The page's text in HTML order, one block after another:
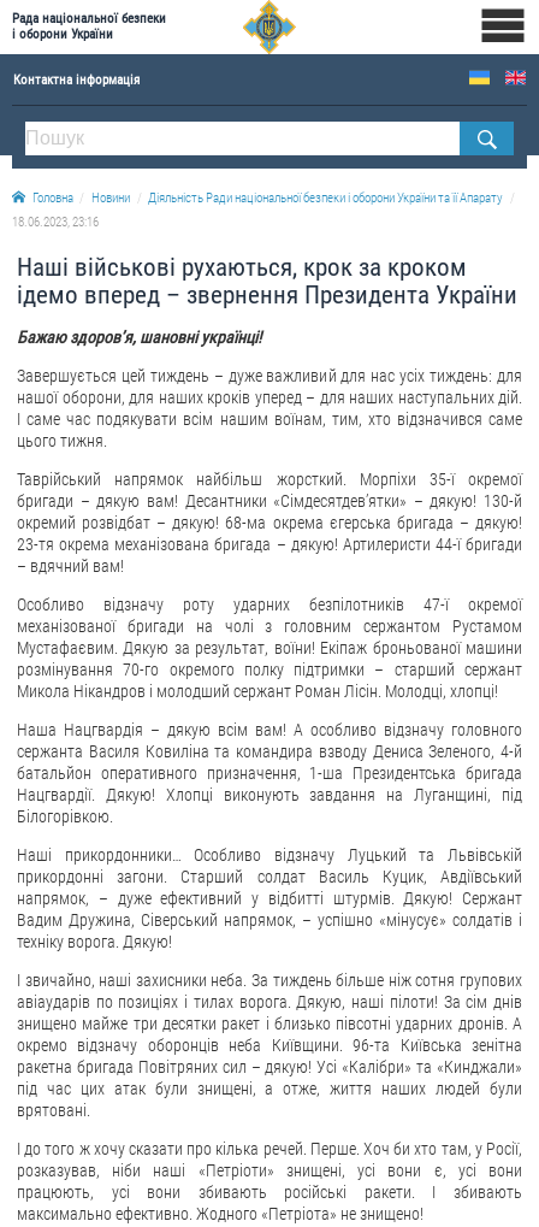
Рада національної безпеки
і оборони України
Контактна інформація
ПРО РНБОУ
Склад Ради національної безпеки і оборони України
Апарат Ради національної безпеки і оборони України
Історична довідка про діяльність Ради національної безпеки і оборони України
ПРЕСЦЕНТР
Новини
Фотогалерея
Відеогалерея
ЗВЕРНЕННЯ ГРОМАДЯН
Звернення громадян
Електронне звернення
Організація доступу до публічної інформації
Запит на отримання публічної інформації
Облік публічної інформації
Питання запобігання корупції
Публічні закупівлі
Внутрішній аудит
ДЕРЖАВНИЙ РЕЄСТР САНКЦІЙ
Головна Новини
Діяльність Ради національної безпеки і оборони України та її Апарату
18.06.2023, 23:16
Наші військові рухаються, крок за кроком
ідемо вперед – звернення Президента України
Бажаю здоровʼя, шановні українці!
Завершується цей тиждень – дуже важливий для нас усіх тиждень: для
нашої оборони, для наших кроків уперед – для наших наступальних дій.
І саме час подякувати всім нашим воїнам, тим, хто відзначився саме
цього тижня.
Таврійський напрямок найбільш жорсткий. Морпіхи 35-ї окремої
бригади – дякую вам! Десантники «Сімдесятдевʼятки» – дякую! 130-й
окремий розвідбат – дякую! 68-ма окрема єгерська бригада – дякую!
23-тя окрема механізована бригада – дякую! Артилеристи 44-ї бригади
– вдячний вам!
Особливо відзначу роту ударних безпілотників 47-ї окремої
механізованої бригади на чолі з головним сержантом Рустамом
Мустафаєвим. Дякую за результат, воїни! Екіпаж броньованої машини
розмінування 70-го окремого полку підтримки – старший сержант
Микола Нікандров і молодший сержант Роман Лісін. Молодці, хлопці!
Наша Нацгвардія – дякую всім вам! А особливо відзначу головного
сержанта Василя Ковиліна та командира взводу Дениса Зеленого, 4-й
батальйон оперативного призначення, 1-ша Президентська бригада
Нацгвардії. Дякую! Хлопці виконують завдання на Луганщині, під
Білогорівкою.
Наші прикордонники… Особливо відзначу Луцький та Львівській
прикордонні загони. Старший солдат Василь Куцик, Авдіївський
напрямок, – дуже ефективний у відбитті штурмів. Дякую! Сержант
Вадим Дружина, Сіверський напрямок, – успішно «мінусує» солдатів і
техніку ворога. Дякую!
І звичайно, наші захисники неба. За тиждень більше ніж сотня групових
авіаударів по позиціях і тилах ворога. Дякую, наші пілоти! За сім днів
знищено майже три десятки ракет і близько півсотні ударних дронів. А
окремо відзначу оборонців неба Київщини. 96-та Київська зенітна
ракетна бригада Повітряних сил – дякую! Усі «Калібри» та «Кинджали»
під час цих атак були знищені, а отже, життя наших людей були
врятовані.
І до того ж хочу сказати про кілька речей. Перше. Хоч би хто там, у Росії,
розказував, ніби наші «Петріоти» знищені, усі вони є, усі вони
працюють, усі вони збивають російські ракети. І збивають
максимально ефективно. Жодного «Петріота» не знищено!